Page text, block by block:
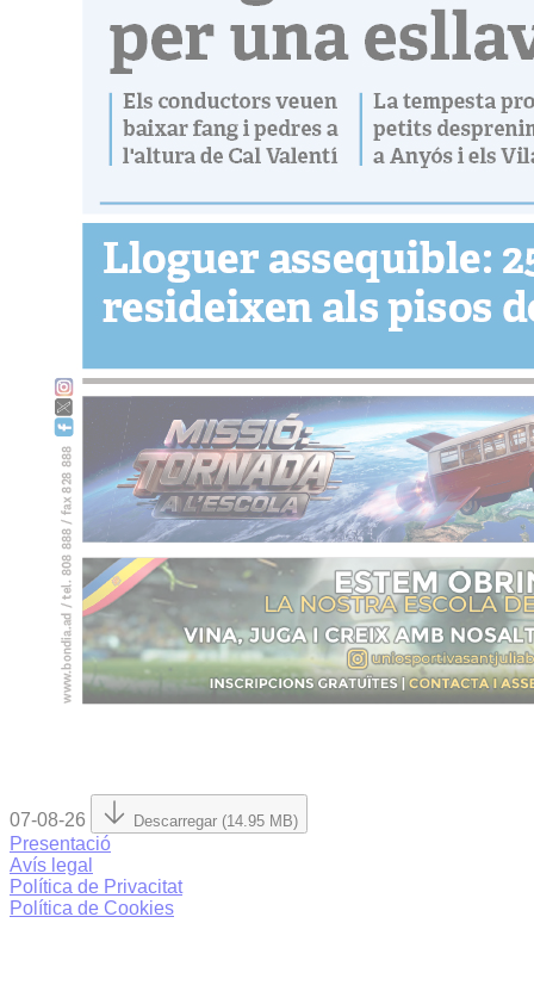
07-08-26 Descarregar (14.95 MB)
Presentació
Avís legal
Política de Privacitat
Política de Cookies